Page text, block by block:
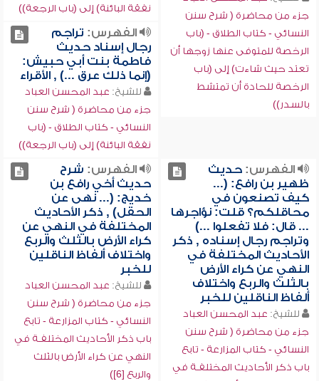
جزء من محاضرة ( شرح سنن
النسائي - كتاب الطلاق - (باب
الرخصة للمتوفى عنها زوجها أن
تعتد حيث شاءت) إلى (باب
الرخصة للحادة أن تمتشط
بالسدر))
نفقة البائنة) إلى (باب الرجعة))
الفهرس: تراجم
رجال إسناد حديث
فاطمة بنت أبي حبيش:
(إنما ذلك عرق ...) , الأقراء
للشيخ: عبد المحسن العباد
جزء من محاضرة ( شرح سنن
النسائي - كتاب الطلاق - (باب
نفقة البائنة) إلى (باب الرجعة))
الفهرس:حديث
ظهير بن رافع: (...
كيف تصنعون في
محاقلكم؟ قلت: نؤاجرها
... قال: فلا تفعلوا ...)
وتراجم رجال إسناده , ذكر
الأحاديث المختلفة في
النهي عن كراء الأرض
بالثلث والربع واختلاف
ألفاظ الناقلين للخبر
للشيخ: عبد المحسن العباد
جزء من محاضرة ( شرح سنن
النسائي - كتاب المزارعة - تابع
باب ذكر الأحاديث المختلفـة في
الفهرس: شرح
حديث أخي رافع بن
خديج: (... نهى عن
الحقل) , ذكر الأحاديث
المختلفة في النهي عن
كراء الأرض بالثلث والربع
واختلاف ألفاظ الناقلين
للخبر
للشيخ: عبد المحسن العباد
جزء من محاضرة ( شرح سنن
النسائي - كتاب المزارعة - تابع
باب ذكر الأحاديث المختلفـة في
النهي عن كراء الأرض بالثلث
والربع [6])